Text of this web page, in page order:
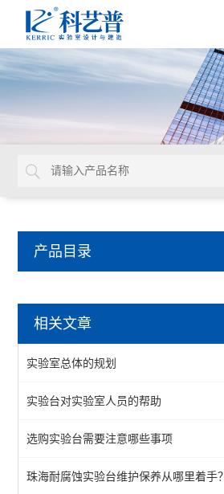
产品目录
实验台
通风柜
实验室高柜
查看全部 >>
相关文章
实验室总体的规划
实验台对实验室人员的帮助
选购实验台需要注意哪些事项
珠海耐腐蚀实验台维护保养从哪里着手？